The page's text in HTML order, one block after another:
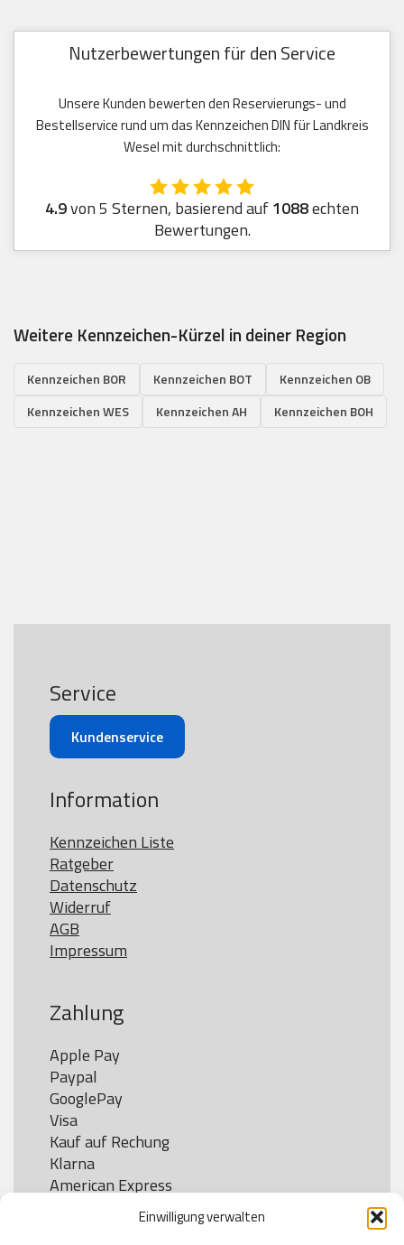
Einwilligung verwalten
Nutzerbewertungen für den Service
Unsere Kunden bewerten den Reservierungs- und
Bestellservice rund um das Kennzeichen DIN für Landkreis
Wesel mit durchschnittlich:
4.9von 5 Sternen, basierend auf1088echten
Bewertungen.
Weitere Kennzeichen-Kürzel in deiner Region
Kennzeichen BOR Kennzeichen BOT
Kennzeichen OB
Kennzeichen WES
Kennzeichen AH Kennzeichen BOH
Service
Kundenservice
Information
Kennzeichen Liste
Ratgeber
Datenschutz
Widerruf
AGB
Impressum
Zahlung
Apple Pay
Paypal
GooglePay
Visa
Kauf auf Rechung
Klarna
American Express